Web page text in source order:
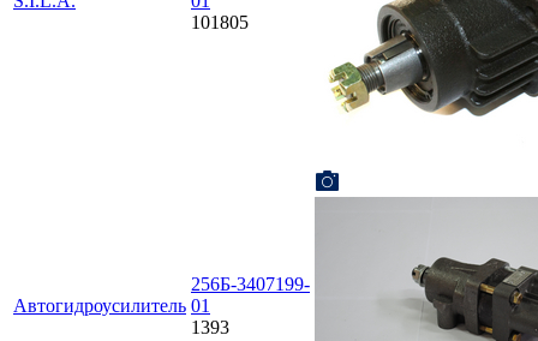
101805
Автогидроусилитель
256Б-3407199-
01
1393